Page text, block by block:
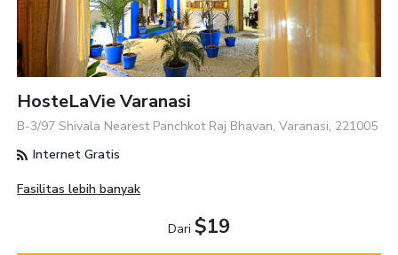
HosteLaVie Varanasi
B-3/97 Shivala Nearest Panchkot Raj Bhavan, Varanasi, 221005
Internet Gratis
Fasilitas lebih banyak
Dari $19